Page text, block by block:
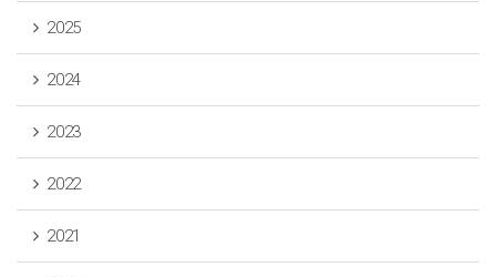
2025
2024
2023
2022
2021